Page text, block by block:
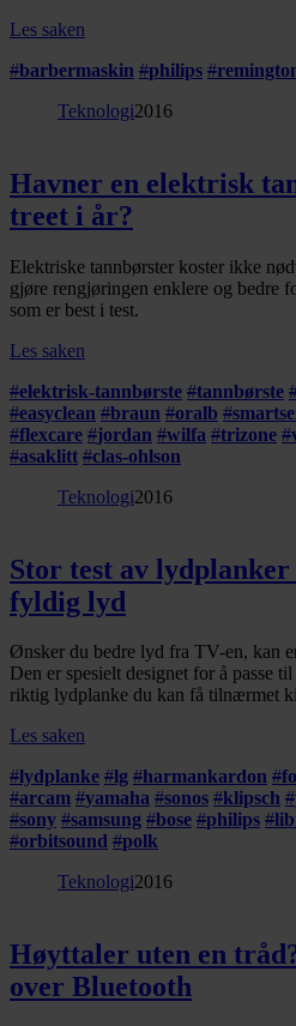
Les saken
#barbermaskin #philips #
Teknologi2016
Havner en elektrisk
treet i år?
Elektriske tannbørster koster ikke
gjøre rengjøringen enklere og bedre
som er best i test.
Les saken
#elektrisk-tannbørste #tannbørste
#easyclean #braun #oralb #
#flexcare #jordan #wilfa #trizone #
#asaklitt #clas-ohlson
Teknologi2016
Stor test av lydplanker
fyldig lyd
Ønsker du bedre lyd fra TV-en, kan
Den er spesielt designet for å passe
riktig lydplanke du kan få tilnærmet
Les saken
#lydplanke #lg #harmankardon #
#arcam #yamaha #sonos #klipsch #
#sony #samsung #bose #philips #
#orbitsound #polk
Teknologi2016
Høyttaler uten en
over Bluetooth